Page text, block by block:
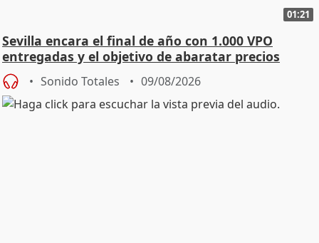
01:21
Sevilla encara el final de año con 1.000 VPO
entregadas y el objetivo de abaratar precios
Sonido Totales 09/08/2026